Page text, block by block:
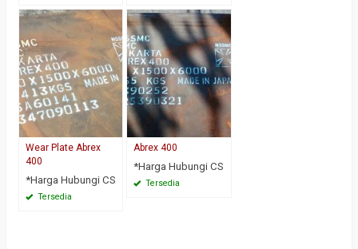
Wear Plate Abrex
400
*Harga Hubungi CS
Tersedia
Abrex 400
*Harga Hubungi CS
Tersedia